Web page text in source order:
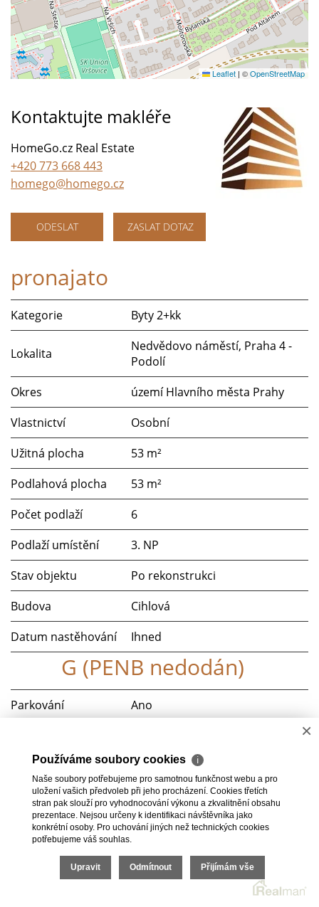
Leaflet | ©OpenStreetMap
Kontaktujte makléře
HomeGo.cz Real Estate
+420 773 668 443
homego@homego.cz
ODESLAT ZASLAT DOTAZ
pronajato
Kategorie Byty 2+kk
Lokalita
Nedvědovo náměstí, Praha 4 -
Podolí
Okres
území Hlavního města Prahy
Vlastnictví
Osobní
Užitná plocha
53 m²
Podlahová plocha
53 m²
Počet podlaží
6
Podlaží umístění
3. NP
Stav objektu
Po rekonstrukci
Budova
Cihlová
Datum nastěhování
Ihned
G (PENB nedodán)
Parkování
Ano
Doprava
MHD
Plyn
Plynovod
2026 © HomeGo.cz, všechna práva vyhrazena |Cookies
Realitní SWRealman
×
Používáme soubory cookies ℹ
Naše soubory potřebujeme pro samotnou funkčnost webu a pro
uložení vašich předvoleb při jeho procházení. Cookies třetích
stran pak slouží pro vyhodnocování výkonu a zkvalitnění obsahu
prezentace. Nejsou určeny k identifikaci návštěvníka jako
konkrétní osoby. Pro uchování jiných než technických cookies
potřebujeme váš souhlas.
Upravit Odmítnout Přijímám vše